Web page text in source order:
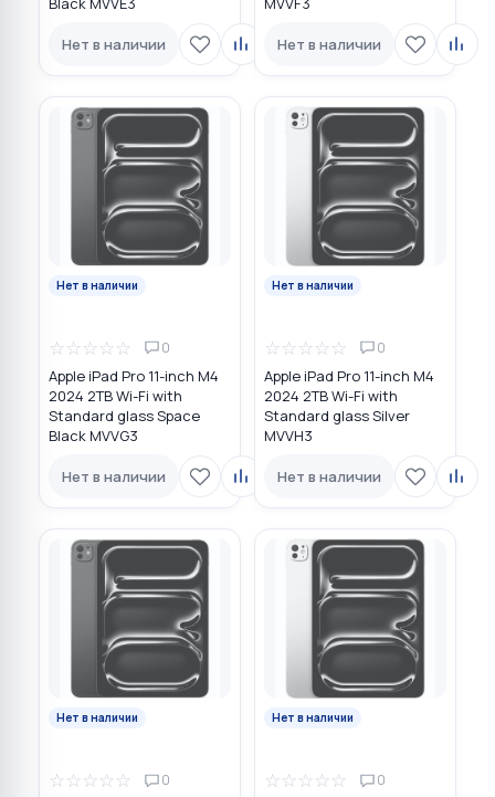
Нет в наличии Нет в наличии
Нет в наличии
☆☆☆☆☆ 0
Apple iPad Pro 11-inch M4
2024 2TB Wi-Fi with
Standard glass Space
Black MVVG3
Нет в наличии
Нет в наличии
☆☆☆☆☆ 0
Apple iPad Pro 11-inch M4
2024 2TB Wi-Fi with
Standard glass Silver
MVVH3
Нет в наличии
Нет в наличии
☆☆☆☆☆ 0
Нет в наличии
☆☆☆☆☆ 0